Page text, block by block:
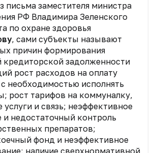
письма заместителя министра
РФ Владимира Зеленского
по охране здоровья
, сами субъекты называют
причин формирования
кредиторской задолженности
рост расходов на оплату
с необходимостью исполнять
рост тарифов на коммуналку,
и связь; неэффективное
и недостаточный контроль
препаратов;
фонд и неэффективное